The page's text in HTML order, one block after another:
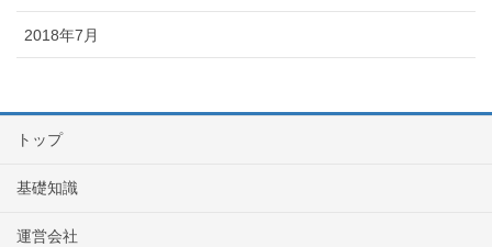
2018年7月
トップ
基礎知識
運営会社